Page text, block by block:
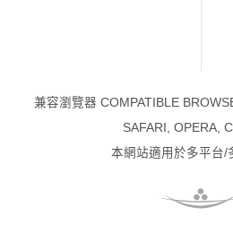
兼容瀏覽器 COMPATIBLE
SAFARI, OPERA,
本網站適用於多平台/